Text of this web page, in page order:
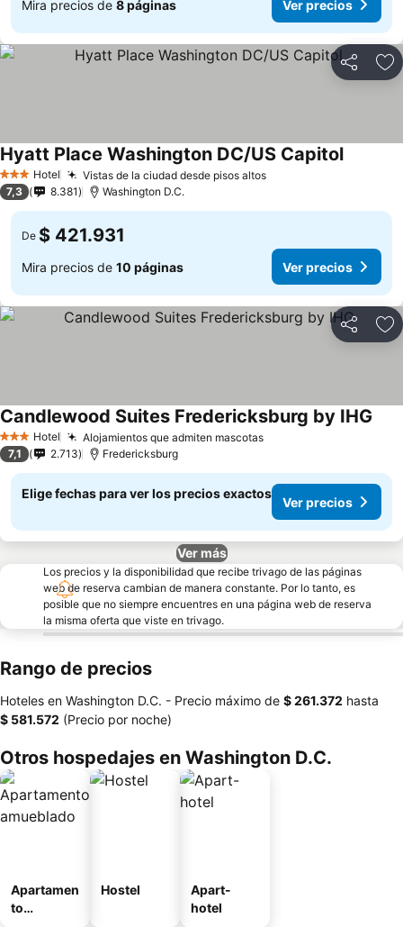
Mira precios de 8 páginas Ver precios
Compartir
3 Estrellas
Hotel Vistas de la ciudad desde pisos altos
Hyatt Place Washington DC/US Capitol
7,3 8.381 Washington D.C.
De $ 421.931
Mira precios de 10 páginas Ver precios
Compartir
3 Estrellas
Hotel Alojamientos que admiten mascotas
Candlewood Suites Fredericksburg by IHG
7,1 2.713 Fredericksburg
Elige fechas para ver los precios exactos
Ver precios
Ver más
Los precios y la disponibilidad que recibe trivago de las páginas
web de reserva cambian de manera constante. Por lo tanto, es
posible que no siempre encuentres en una página web de reserva
la misma oferta que viste en trivago.
Rango de precios
Hoteles en Washington D.C. - Precio máximo de ‎$ 261.372 hasta
‎$ 581.572 (Precio por noche)
Otros hospedajes en Washington D.C.
Apartamen
to
Hostel
Apart-
hotel